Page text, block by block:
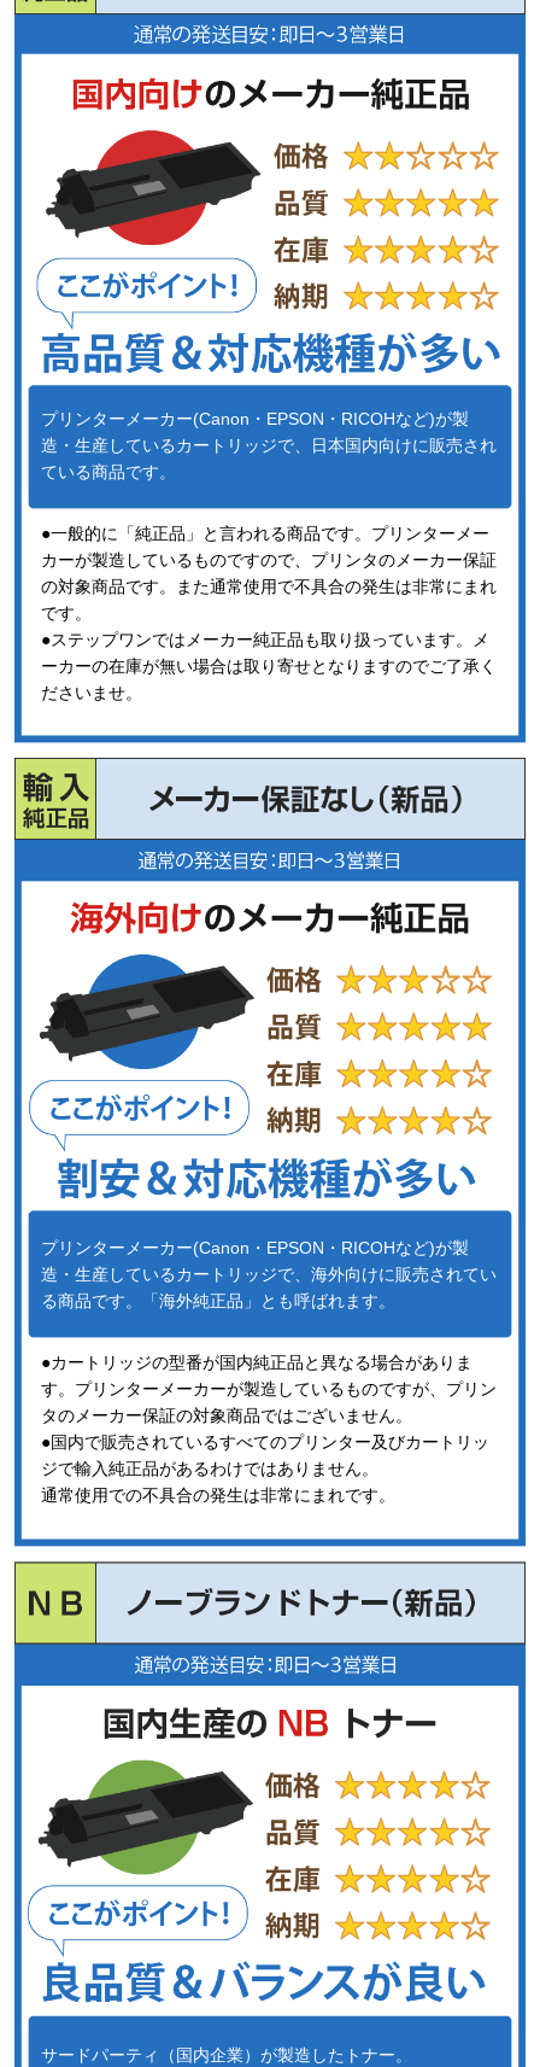
プリンターメーカー(Canon・EPSON・RICOHなど)が製
造・生産しているカートリッジで、日本国内向けに販売され
ている商品です。
●一般的に「純正品」と言われる商品です。プリンターメー
カーが製造しているものですので、プリンタのメーカー保証
の対象商品です。また通常使用で不具合の発生は非常にまれ
です。
●ステップワンではメーカー純正品も取り扱っています。メ
ーカーの在庫が無い場合は取り寄せとなりますのでご了承く
ださいませ。
プリンターメーカー(Canon・EPSON・RICOHなど)が製
造・生産しているカートリッジで、海外向けに販売されてい
る商品です。「海外純正品」とも呼ばれます。
●カートリッジの型番が国内純正品と異なる場合がありま
す。プリンターメーカーが製造しているものですが、プリン
タのメーカー保証の対象商品ではございません。
●国内で販売されているすべてのプリンター及びカートリッ
ジで輸入純正品があるわけではありません。
通常使用での不具合の発生は非常にまれです。
サードパーティ（国内企業）が製造したトナー。